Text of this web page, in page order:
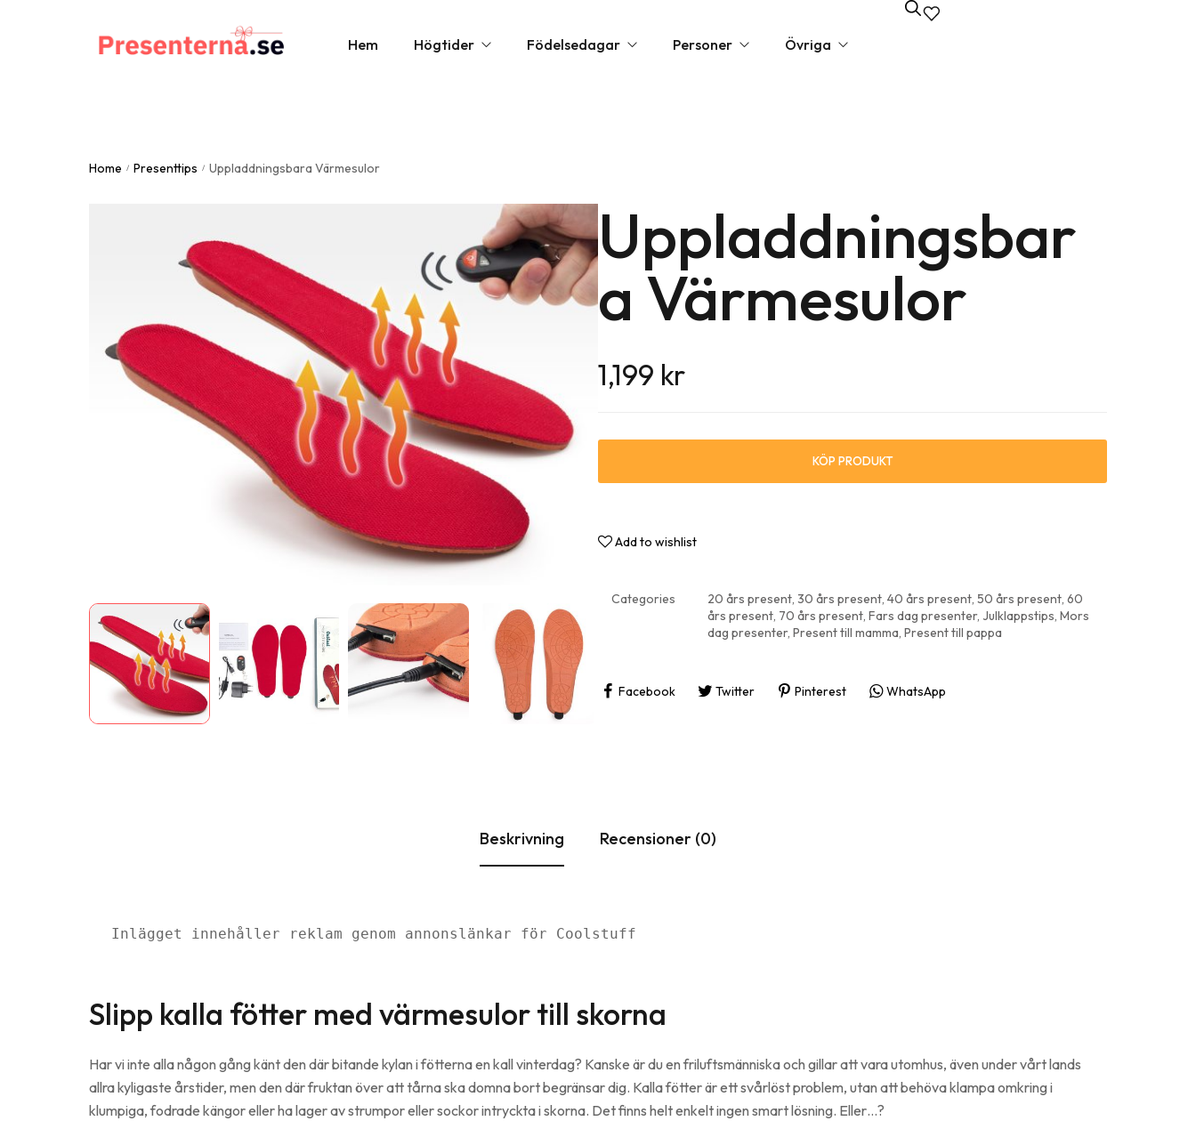
Hem Högtider
Studentpresenter & Examenspresenter
Fars dag presenter
Julklappar
Julklappstips
Mors dag presenter
Födelsedagar
20 års present
30 års present
40 års present
50 års present
70 års present
Personer
Present till nyfödd
Present till pappa
Present till pojkvän
Övriga
Födelsedagspresenter
Personliga presenter
Inflyttningspresenter
Home / Presenttips / Uppladdningsbara Värmesulor
Uppladdningsbar
a Värmesulor
1,199 kr
KÖP PRODUKT
Add to wishlist
Categories 20 års present, 30 års present, 40 års present, 50 års present, 60
års present, 70 års present, Fars dag presenter, Julklappstips, Mors
dag presenter, Present till mamma, Present till pappa
Facebook Twitter Pinterest WhatsApp
Beskrivning Recensioner (0)
Inlägget innehåller reklam genom annonslänkar för Coolstuff
Slipp kalla fötter med värmesulor till skorna
Har vi inte alla någon gång känt den där bitande kylan i fötterna en kall vinterdag? Kanske är du en friluftsmänniska och gillar att vara utomhus, även under vårt lands
allra kyligaste årstider, men den där fruktan över att tårna ska domna bort begränsar dig. Kalla fötter är ett svårlöst problem, utan att behöva klampa omkring i
klumpiga, fodrade kängor eller ha lager av strumpor eller sockor intryckta i skorna. Det finns helt enkelt ingen smart lösning. Eller…?